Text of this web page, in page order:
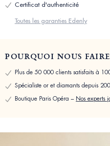
Certificat d'authenticité
Toutes les garanties Edenly
POURQUOI NOUS
Plus de 50 000 clients satisfaits à
Spécialiste or et diamants depuis
Boutique Paris Opéra – Nos experts